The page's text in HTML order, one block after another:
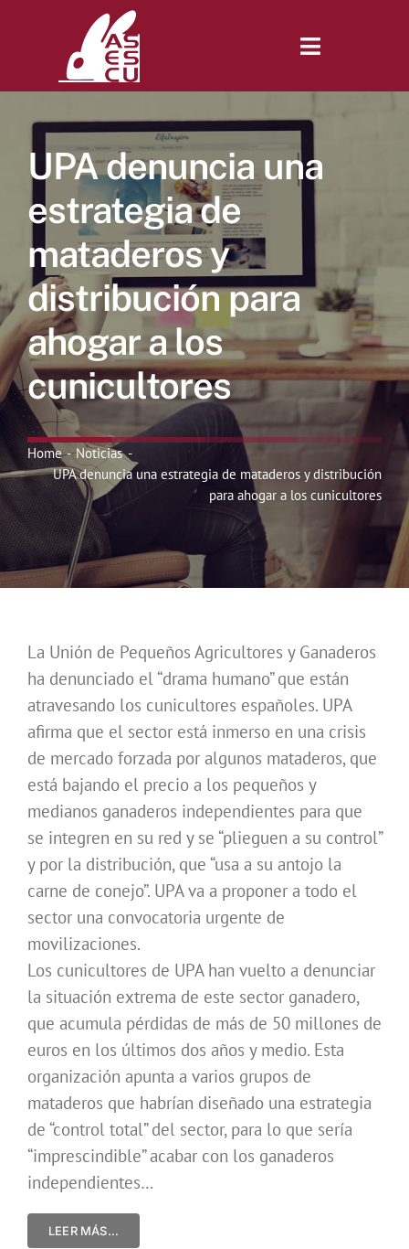
Toggle
Inicio
Revista
Tienda
Lonjas
Symposiums
Noticias
Hazte Socio
Contactar
WooCommerce Cart
UPA denuncia una
estrategia de
mataderos y
distribución para
ahogar a los
cunicultores
Home
Noticias
UPA denuncia una estrategia de mataderos y distribución
para ahogar a los cunicultores
La Unión de Pequeños Agricultores y Ganaderos
ha denunciado el “drama humano” que están
atravesando los cunicultores españoles. UPA
afirma que el sector está inmerso en una crisis
de mercado forzada por algunos mataderos, que
está bajando el precio a los pequeños y
medianos ganaderos independientes para que
se integren en su red y se “plieguen a su control”
y por la distribución, que “usa a su antojo la
carne de conejo”. UPA va a proponer a todo el
sector una convocatoria urgente de
movilizaciones.
Los cunicultores de UPA han vuelto a denunciar
la situación extrema de este sector ganadero,
que acumula pérdidas de más de 50 millones de
euros en los últimos dos años y medio. Esta
organización apunta a varios grupos de
mataderos que habrían diseñado una estrategia
de “control total” del sector, para lo que sería
“imprescindible” acabar con los ganaderos
independientes…
LEER MÁS…